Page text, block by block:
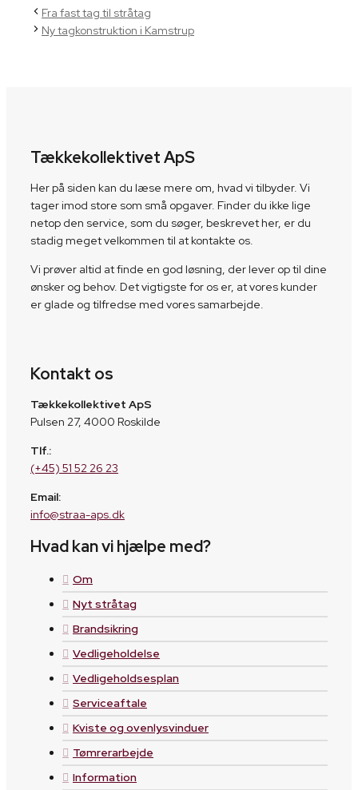
Fra fast tag til stråtag
Ny tagkonstruktion i Kamstrup
Tækkekollektivet ApS
Her på siden kan du læse mere om, hvad vi tilbyder. Vi
tager imod store som små opgaver. Finder du ikke lige
netop den service, som du søger, beskrevet her, er du
stadig meget velkommen til at kontakte os.
Vi prøver altid at finde en god løsning, der lever op til dine
ønsker og behov. Det vigtigste for os er, at vores kunder
er glade og tilfredse med vores samarbejde.
Kontakt os
Tækkekollektivet ApS
Pulsen 27, 4000 Roskilde
Tlf.:
(+45) 51 52 26 23
Email:
info@straa-aps.dk
Hvad kan vi hjælpe med?
Om
Nyt stråtag
Brandsikring
Vedligeholdelse
Vedligeholdsesplan
Serviceaftale
Kviste og ovenlysvinduer
Tømrerarbejde
Information